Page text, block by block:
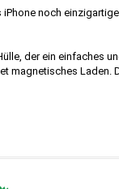
noch
der ein einfaches
Laden.